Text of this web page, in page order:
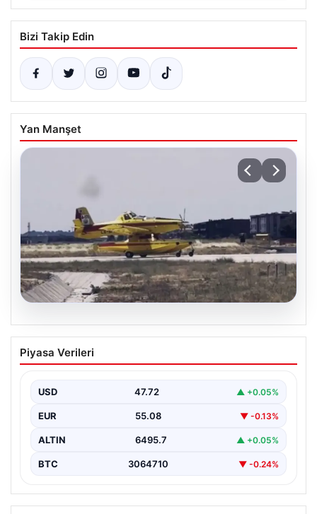
Bizi Takip Edin
Yan Manşet
06.08.2026
İspanya ve Fransa’daki Görevlerini
Tamamlayan Yangın Söndürme Uçakları
Orman Genel Müdürlüğü tarafından yapılan açıklamada,
büyük…
Piyasa Verileri
USD 47.72 ▲ +0.05%
EUR 55.08 ▼ -0.13%
ALTIN 6495.7 ▲ +0.05%
BTC 3064710 ▼ -0.24%